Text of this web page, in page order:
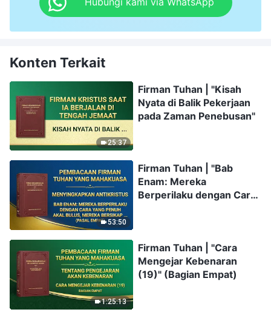
Konten Terkait
25:37
Firman Tuhan | "Kisah
Nyata di Balik Pekerjaan
pada Zaman Penebusan"
53:50
Firman Tuhan | "Bab
Enam: Mereka
Berperilaku dengan Cara
Diktatorial, Mereka Tidak
Pernah Bersekutu
dengan Orang Lain, dan
1:25:13
Firman Tuhan | "Cara
Mengejar Kebenaran
(19)" (Bagian Empat)